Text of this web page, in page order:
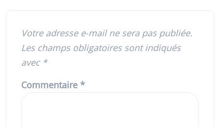
Votre adresse e-mail ne sera pas publiée.
Les champs obligatoires sont indiqués
avec *
Commentaire *